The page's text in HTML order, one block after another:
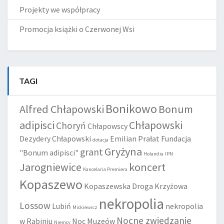
Projekty we współpracy
Promocja książki o Czerwonej Wsi
TAGI
Alfred Chłapowski Bonikowo Bonum
adipisci Choryń Chłapowscy Chłapowski
Dezydery Chłapowski dotacja Emilian Prałat Fundacja
"Bonum adipisci" grant Gryżyna Holandia IPN
Jarogniewice Kancelaria Premiera koncert
Kopaszewo Kopaszewska Droga Krzyżowa
Lossow Lubiń Mickiewicz nekropolia nekropolia
w Rąbiniu Niemcy Noc Muzeów Nocne zwiedzanie